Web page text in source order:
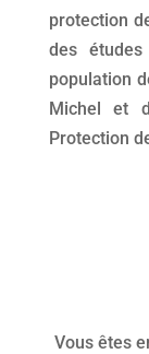
protection
des
population
Michel et
Protection
Vous êtes